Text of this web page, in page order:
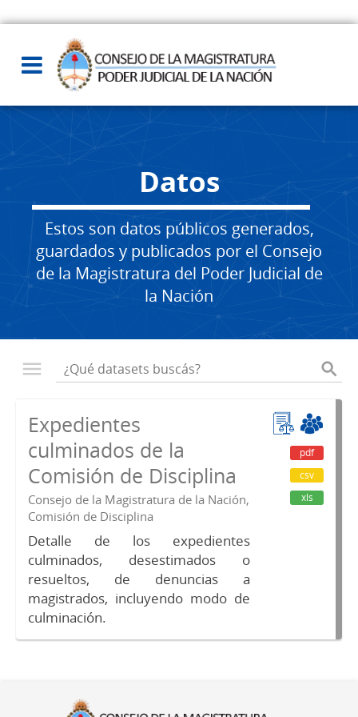
Datos
Estos son datos públicos generados,
guardados y publicados por el Consejo
de la Magistratura del Poder Judicial de
la Nación
Expedientes
culminados de la
Comisión de Disciplina
Consejo de la Magistratura de la Nación,
Comisión de Disciplina
Detalle de los expedientes
culminados, desestimados o
resueltos, de denuncias a
magistrados, incluyendo modo de
culminación.
pdf
csv
xls